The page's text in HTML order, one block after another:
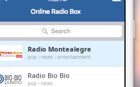
Radio Montealegre
pop news entertainment
Radio Bio Bio
pop news